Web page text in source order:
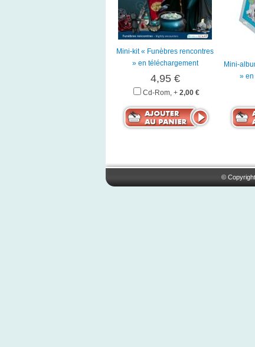
Mini-kit « Funèbres rencontres
» en téléchargement
4,95 €
Cd-Rom, + 2,00 €
Mini-
»
©